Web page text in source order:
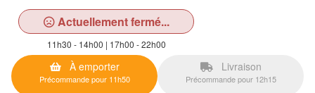
Actuellement fermé...
11h30 - 14h00 | 17h00 - 22h00
À emporter
Précommande pour 11h50
Livraison
Précommande pour 12h15